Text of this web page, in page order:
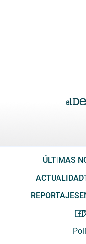
ÚLTIMAS
ACTUALIDAD
REPORTAJES